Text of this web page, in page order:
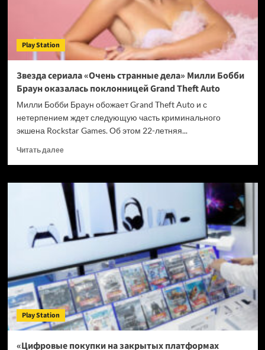
Рецензия
Play Station
Звезда сериала «Очень странные дела» Милли Бобби
Браун оказалась поклонницей Grand Theft Auto
Милли Бобби Браун обожает Grand Theft Auto и с
нетерпением ждет следующую часть криминального
экшена Rockstar Games. Об этом 22-летняя...
Читать далееПрочитать
Звезда
сериала
«Очень
странные
дела»
Милли
Браун
оказалась
поклонницей
Grand
Theft
Auto
Play Station
«Цифровые покупки на закрытых платформах